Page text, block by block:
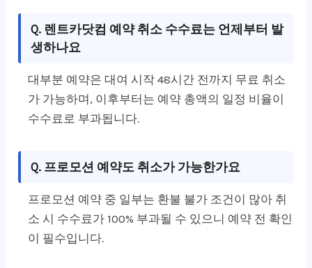
Q. 렌트카닷컴 예약 취소 수수료는 언제부터 발
생하나요
대부분 예약은 대여 시작 48시간 전까지 무료 취소
가 가능하며, 이후부터는 예약 총액의 일정 비율이
수수료로 부과됩니다.
Q. 프로모션 예약도 취소가 가능한가요
프로모션 예약 중 일부는 환불 불가 조건이 많아 취
소 시 수수료가 100% 부과될 수 있으니 예약 전 확인
이 필수입니다.